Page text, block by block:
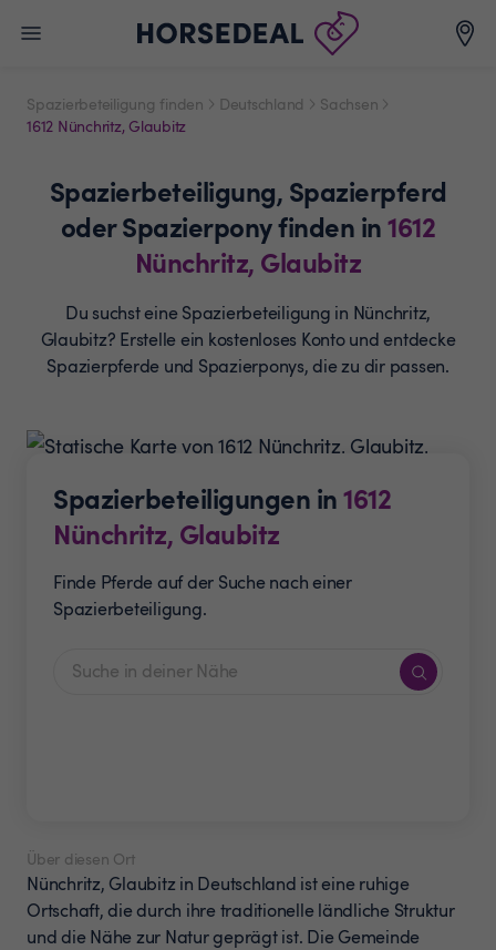
Spazierbeteiligung finden Deutschland
Sachsen
1612 Nünchritz, Glaubitz
Spazierbeteiligung, Spazierpferd
oder Spazierponyfinden in1612
Nünchritz, Glaubitz
Du suchst eine Spazierbeteiligung in Nünchritz,
Glaubitz? Erstelle ein kostenloses Konto und entdecke
Spazierpferde und Spazierponys, die zu dir passen.
Spazierbeteiligungen in1612
Nünchritz, Glaubitz
Finde Pferde auf der Suche nach einer
Spazierbeteiligung.
Über diesen Ort
Nünchritz, Glaubitz in Deutschland ist eine ruhige
Ortschaft, die durch ihre traditionelle ländliche Struktur
und die Nähe zur Natur geprägt ist. Die Gemeinde